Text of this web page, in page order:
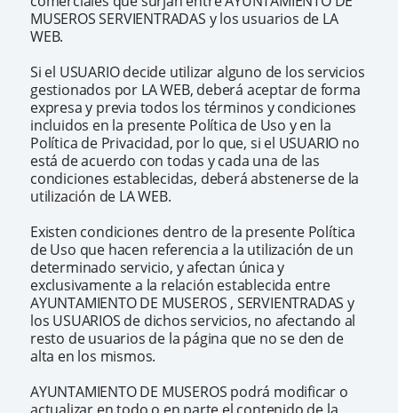
MUSEROS SERVIENTRADAS y los usuarios de LA
WEB.
Si el USUARIO decide utilizar alguno de los servicios
gestionados por LA WEB, deberá aceptar de forma
expresa y previa todos los términos y condiciones
incluidos en la presente Política de Uso y en la
Política de Privacidad, por lo que, si el USUARIO no
está de acuerdo con todas y cada una de las
condiciones establecidas, deberá abstenerse de la
utilización de LA WEB.
Existen condiciones dentro de la presente Política
de Uso que hacen referencia a la utilización de un
determinado servicio, y afectan única y
exclusivamente a la relación establecida entre
AYUNTAMIENTO DE MUSEROS , SERVIENTRADAS y
los USUARIOS de dichos servicios, no afectando al
resto de usuarios de la página que no se den de
alta en los mismos.
AYUNTAMIENTO DE MUSEROS podrá modificar o